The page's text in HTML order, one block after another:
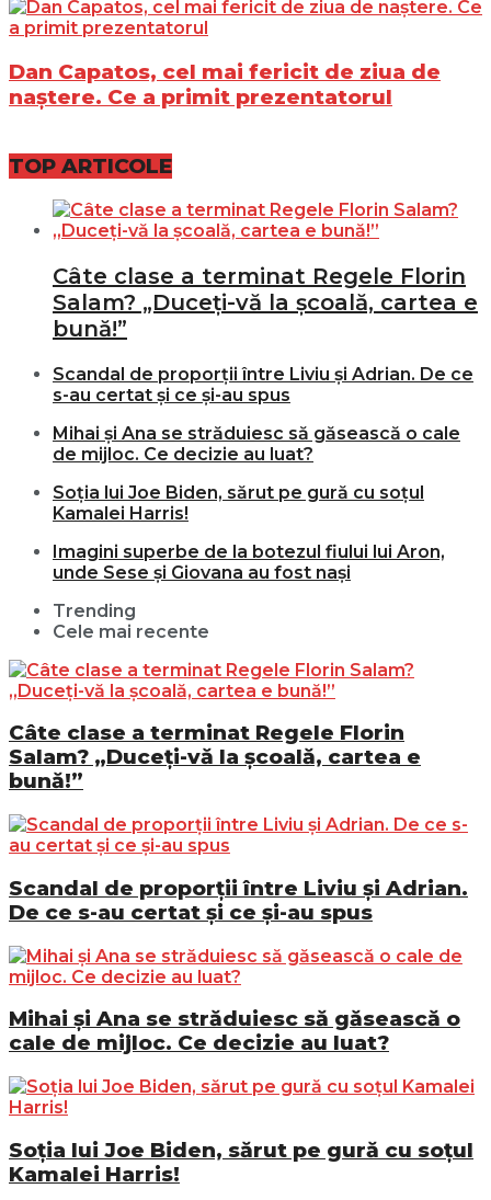
Dan Capatos, cel mai fericit de ziua de
naștere. Ce a primit prezentatorul
TOP ARTICOLE
Câte clase a terminat Regele Florin
Salam? „Duceți-vă la școală, cartea e
bună!”
Scandal de proporții între Liviu și Adrian. De ce
s-au certat și ce și-au spus
Mihai și Ana se străduiesc să găsească o cale
de mijloc. Ce decizie au luat?
Soția lui Joe Biden, sărut pe gură cu soțul
Kamalei Harris!
Imagini superbe de la botezul fiului lui Aron,
unde Sese și Giovana au fost nași
Trending
Cele mai recente
Câte clase a terminat Regele Florin
Salam? „Duceți-vă la școală, cartea e
bună!”
Scandal de proporții între Liviu și Adrian.
De ce s-au certat și ce și-au spus
Mihai și Ana se străduiesc să găsească o
cale de mijloc. Ce decizie au luat?
Soția lui Joe Biden, sărut pe gură cu soțul
Kamalei Harris!